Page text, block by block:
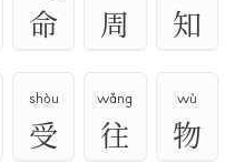
命 周 知
shòu
受
wǎng
往
wù
物